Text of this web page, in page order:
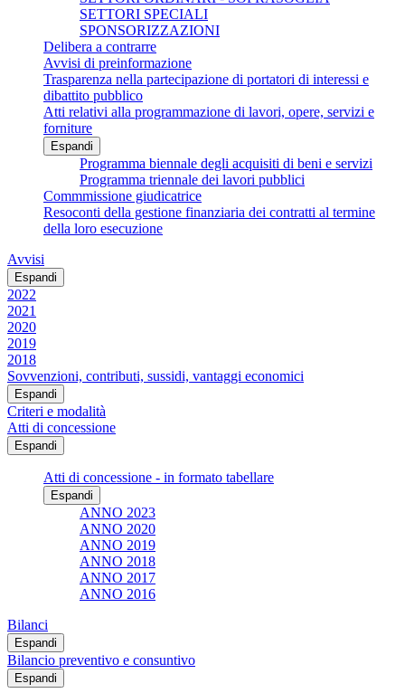
SETTORI SPECIALI
SPONSORIZZAZIONI
Delibera a contrarre
Avvisi di preinformazione
Trasparenza nella partecipazione di portatori di interessi e
dibattito pubblico
Atti relativi alla programmazione di lavori, opere, servizi e
forniture
Espandi
Programma biennale degli acquisiti di beni e servizi
Programma triennale dei lavori pubblici
Commmissione giudicatrice
Resoconti della gestione finanziaria dei contratti al termine
della loro esecuzione
Avvisi
Espandi
2022
2021
2020
2019
2018
Sovvenzioni, contributi, sussidi, vantaggi economici
Espandi
Criteri e modalità
Atti di concessione
Espandi
Atti di concessione - in formato tabellare
Espandi
ANNO 2023
ANNO 2020
ANNO 2019
ANNO 2018
ANNO 2017
ANNO 2016
Bilanci
Espandi
Bilancio preventivo e consuntivo
Espandi